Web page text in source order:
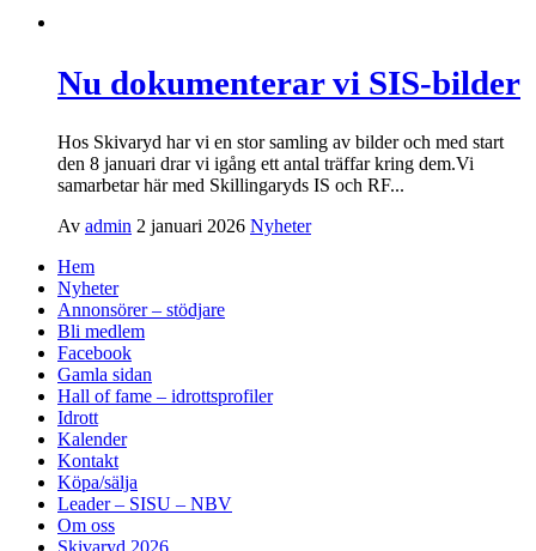
Nu dokumenterar vi SIS-bilder
Hos Skivaryd har vi en stor samling av bilder och med start
den 8 januari drar vi igång ett antal träffar kring dem.Vi
samarbetar här med Skillingaryds IS och RF...
Av admin 2 januari 2026 Nyheter
Hem
Nyheter
Annonsörer – stödjare
Bli medlem
Facebook
Gamla sidan
Hall of fame – idrottsprofiler
Idrott
Kalender
Kontakt
Köpa/sälja
Leader – SISU – NBV
Om oss
Skivaryd 2026